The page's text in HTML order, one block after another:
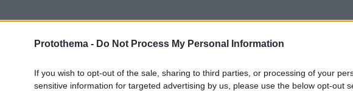
Protothema - Do Not Process My Personal Information
If you wish to opt-out of the sale, sharing to third parties, or processing of your
sensitive information for targeted advertising by us, please use the below opt-out